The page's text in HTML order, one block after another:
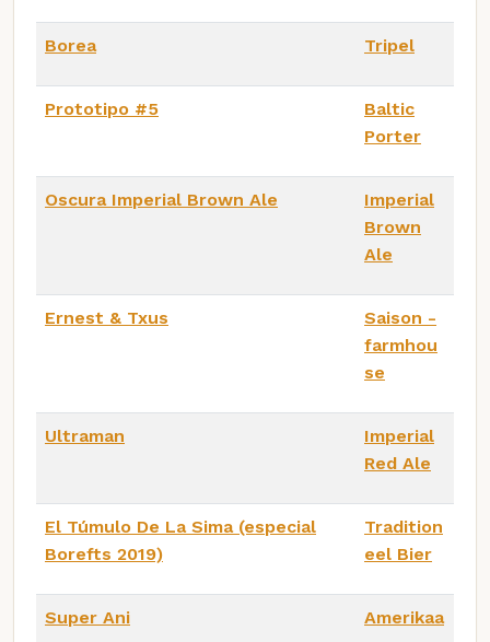
Borea Tripel
Prototipo #5
Baltic
Porter
Oscura Imperial Brown Ale
Imperial
Brown
Ale
Ernest & Txus
Saison -
farmhou
se
Ultraman
Imperial
Red Ale
El Túmulo De La Sima (especial
Borefts 2019)
Tradition
eel Bier
Super Ani
Amerikaa